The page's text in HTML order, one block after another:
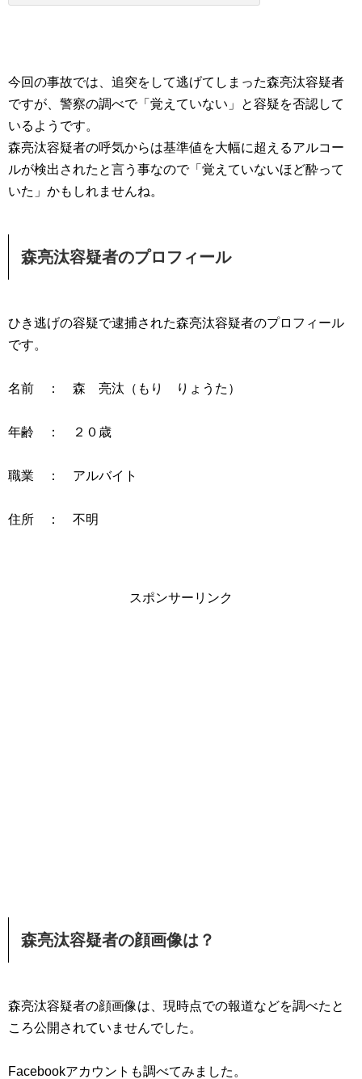
今回の事故では、追突をして逃げてしまった森亮汰容疑者
ですが、警察の調べで「覚えていない」と容疑を否認して
いるようです。
森亮汰容疑者の呼気からは基準値を大幅に超えるアルコー
ルが検出されたと言う事なので「覚えていないほど酔って
いた」かもしれませんね。
森亮汰容疑者のプロフィール
ひき逃げの容疑で逮捕された森亮汰容疑者のプロフィール
です。
名前 ： 森 亮汰（もり りょうた）
年齢 ： ２０歳
職業 ： アルバイト
住所 ： 不明
スポンサーリンク
森亮汰容疑者の顔画像は？
森亮汰容疑者の顔画像は、現時点での報道などを調べたと
ころ公開されていませんでした。
Facebookアカウントも調べてみました。